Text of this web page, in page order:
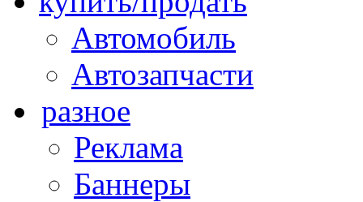
Автомобиль
Автозапчасти
разное
Реклама
Баннеры